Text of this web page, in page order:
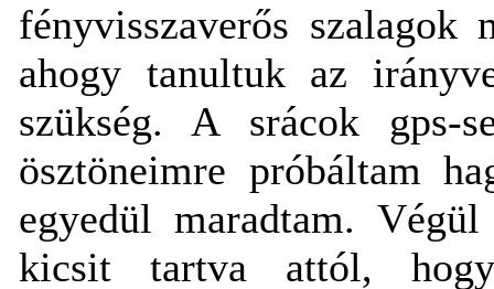
fényvisszaverős
ahogy tanultuk az
szükség. A srácok
ösztöneimre próbáltam
egyedül maradtam.
kicsit tartva attól,